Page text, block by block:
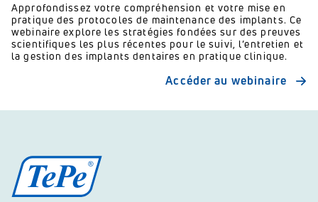
Approfondissez votre compréhension et votre mise en
pratique des protocoles de maintenance des implants. Ce
webinaire explore les stratégies fondées sur des preuves
scientifiques les plus récentes pour le suivi, l’entretien et
la gestion des implants dentaires en pratique clinique.
Accéder au webinaire